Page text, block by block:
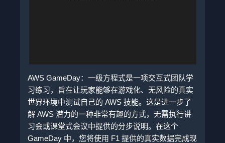
AWS GameDay：一级方程式是一项交互式团队学
习练习，旨在让玩家能够在游戏化、无风险的真实
世界环境中测试自己的 AWS 技能。这是进一步了
解 AWS 潜力的一种非常有趣的方式，无需执行讲
习会或课堂式会议中提供的分步说明。在这个
GameDay 中，您将使用 F1 提供的真实数据完成现